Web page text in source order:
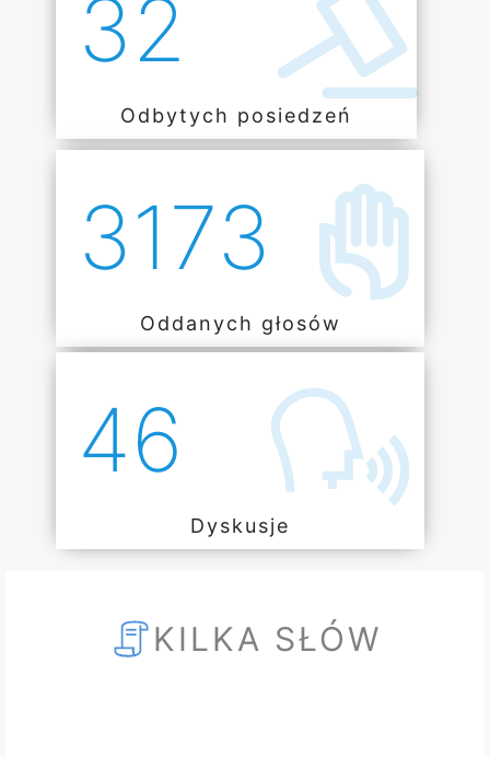
32
Odbytych posiedzeń
3173
Oddanych głosów
46
Dyskusje
KILKA SŁÓW